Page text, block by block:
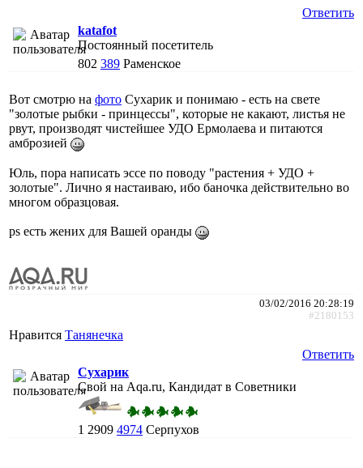
Ответить
katafot
Постоянный посетитель
802 389 Раменское
Вот смотрю на фото Сухарик и понимаю - есть на свете
"золотые рыбки - принцессы", которые не какают, листья не
рвут, производят чистейшее УДО Ермолаева и питаются
амброзией
Юль, пора написать эссе по поводу "растения + УДО +
золотые". Лично я настаиваю, ибо баночка действительно во
многом образцовая.
ps есть жених для Вашей оранды
03/02/2016 20:28:19
#2180153
Нравится Танянечка
Ответить
Сухарик
Свой на Aqa.ru, Кандидат в Советники
1 2909 4974 Серпухов